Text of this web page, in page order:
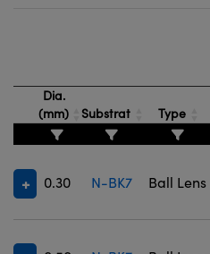
Dia.
(mm)
Substrat Type
0.30 N-BK7 Ball Lens